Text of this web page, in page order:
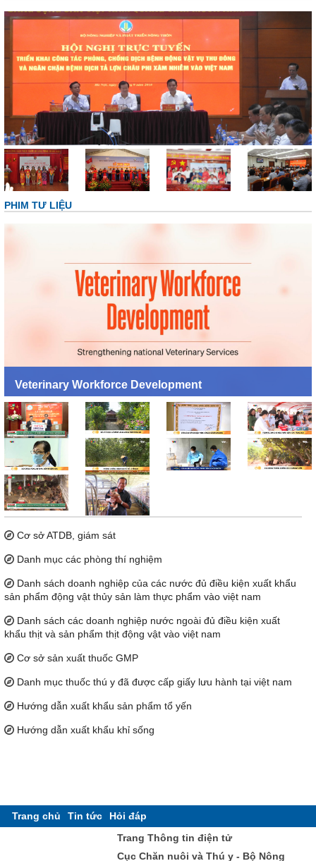
LIÊN KẾT NHANH
Cơ sở ATDB, giám sát
Danh mục các phòng thí nghiệm
Danh sách doanh nghiệp của các nước đủ điều kiện xuất khẩu
sản phẩm động vật thủy sản làm thực phẩm vào việt nam
Danh sách các doanh nghiệp nước ngoài đủ điều kiện xuất
khẩu thịt và sản phẩm thịt động vật vào việt nam
Cơ sở sản xuất thuốc GMP
Danh mục thuốc thú y đã được cấp giấy lưu hành tại việt nam
Hướng dẫn xuất khẩu sản phẩm tổ yến
Hướng dẫn xuất khẩu khỉ sống
PHIM TƯ LIỆU
Veterinary Workforce Development
Trang chủ Tin tức
Hỏi đáp
Trang Thông tin điện tử
Cục Chăn nuôi và Thú y - Bộ Nông